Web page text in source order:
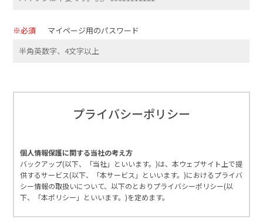
※必須 マイページ用のパスワード
プライバシーポリシー
個人情報保護に関する当社の考え方
バックアップ(以下、「当社」といいます。)は、本ウェブサイト上で提
供するサービス(以下、「本サービス」といいます。)におけるプライバ
シー情報の取扱いについて、以下のとおりプライバシーポリシー(以
下、「本ポリシー」といいます。)を定めます。